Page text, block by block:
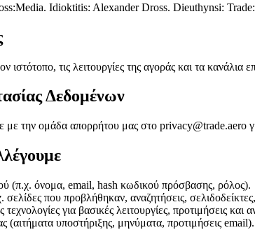
Idioktitis: Alexander Dross. Dieuthynsi:
ιστότοπο, τις λειτουργίες της αγοράς και τα
Δεδομένων
με την ομάδα απορρήτου μας στο privacy@trade.aero
(π.χ. όνομα, email, hash κωδικού πρόσβασης, ρόλος).
που προβλήθηκαν, αναζητήσεις,
για βασικές λειτουργίες, προτιμήσεις και
(αιτήματα υποστήριξης, μηνύματα, προτιμήσεις email).